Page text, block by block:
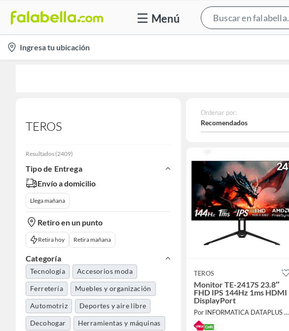
Menú
location-
icon
Ingresa tu ubicación
TEROS
Resultados (2409)
Tipo de Entrega
Envío a domicilio
Llega mañana
Retiro en un punto
Retira hoy Retira mañana
Categoría
Tecnología Accesorios moda
Ferretería Muebles y organización
Automotriz Deportes y aire libre
Decohogar Herramientas y máquinas
Ordenar por:
Recomendados
TEROS
Monitor TE-2417S 23.8″
FHD IPS 144Hz 1ms HDMI
DisplayPort
Por INFORMATICA DATAPLUS SAC